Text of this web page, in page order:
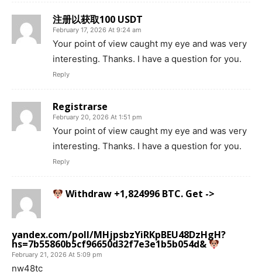
注册以获取100 USDT
February 17, 2026 At 9:24 am
Your point of view caught my eye and was very
interesting. Thanks. I have a question for you.
Reply
Registrarse
February 20, 2026 At 1:51 pm
Your point of view caught my eye and was very
interesting. Thanks. I have a question for you.
Reply
Withdraw +1,824996 BTC. Get ->
yandex.com/poll/MHjpsbzYiRKpBEU48DzHgH?
hs=7b55860b5cf96650d32f7e3e1b5b054d&
February 21, 2026 At 5:09 pm
nw48tc